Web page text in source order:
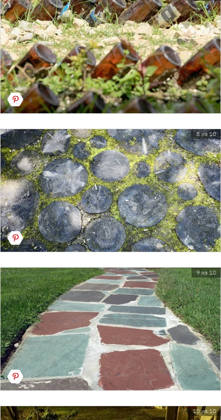
8 из 10
9 из 10
10 из 10